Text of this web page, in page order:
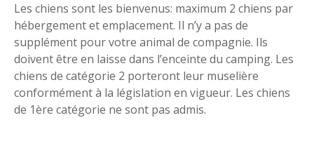
Les chiens sont les bienvenus: maximum 2 chiens par
hébergement et emplacement. Il n’y a pas de
supplément pour votre animal de compagnie. Ils
doivent être en laisse dans l’enceinte du camping. Les
chiens de catégorie 2 porteront leur muselière
conformément à la législation en vigueur. Les chiens
de 1ère catégorie ne sont pas admis.